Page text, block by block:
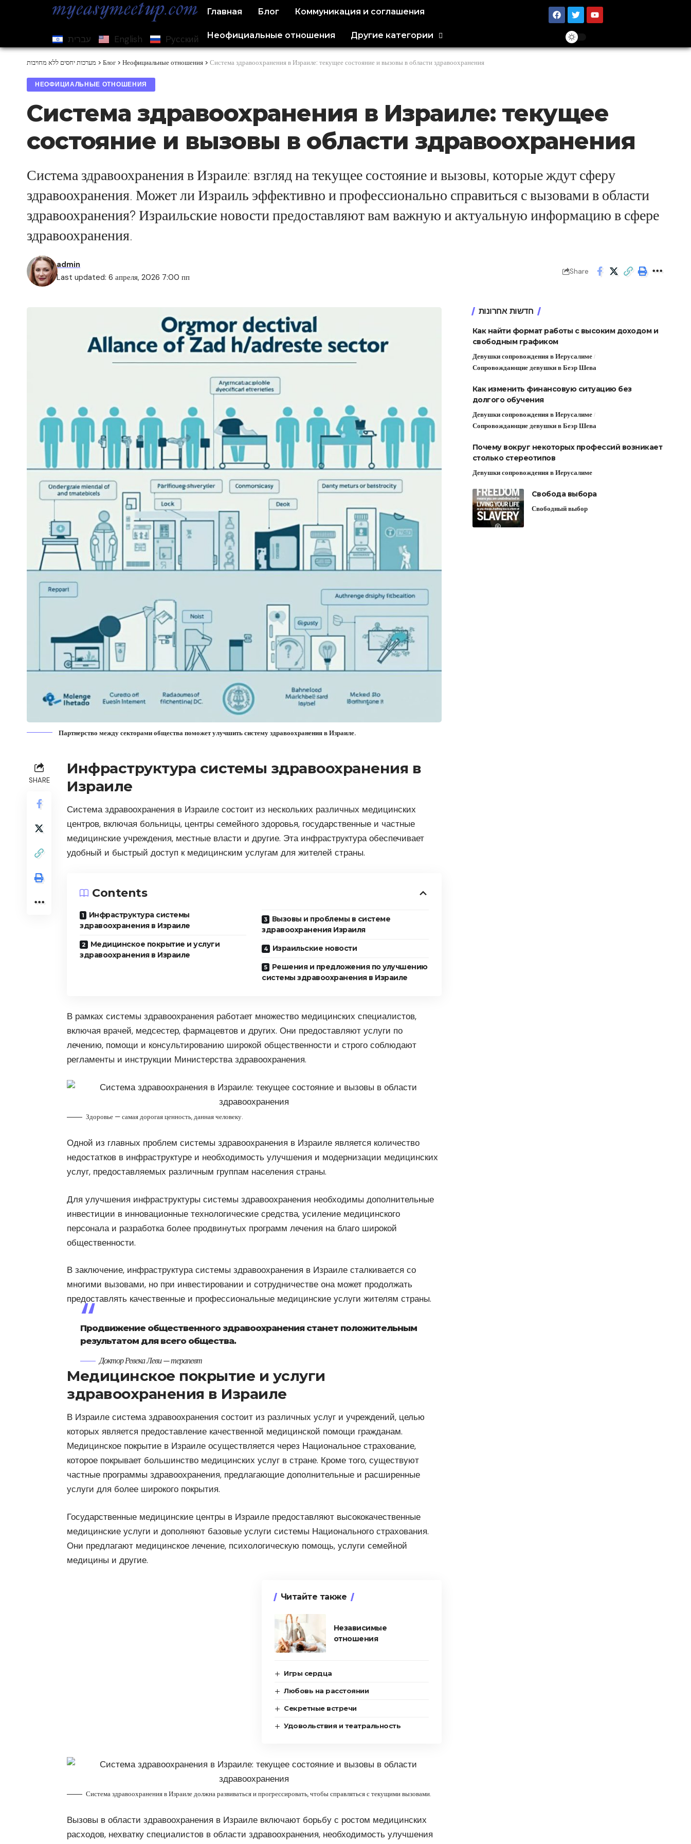
עברית English Русский
Главная Блог Коммуникация и соглашения
Неофициальные отношения Другие категории
מערכות יחסים ללא מחויבות > Блог > Неофициальные отношения > Система здравоохранения в Израиле: текущее состояние и вызовы в области здравоохранения
НЕОФИЦИАЛЬНЫЕ ОТНОШЕНИЯ
Система здравоохранения в Израиле: текущее
состояние и вызовы в области здравоохранения
Система здравоохранения в Израиле: взгляд на текущее состояние и вызовы, которые ждут сферу
здравоохранения. Может ли Израиль эффективно и профессионально справиться с вызовами в области
здравоохранения? Израильские новости предоставляют вам важную и актуальную информацию в сфере
здравоохранения.
Last updated: 6 апреля, 2026 7:00 пп
admin
Share
Партнерство между секторами общества поможет улучшить систему здравоохранения в Израиле.
SHARE
Инфраструктура системы здравоохранения в
Израиле
Система здравоохранения в Израиле состоит из нескольких различных медицинских
центров, включая больницы, центры семейного здоровья, государственные и частные
медицинские учреждения, местные власти и другие. Эта инфраструктура обеспечивает
удобный и быстрый доступ к медицинским услугам для жителей страны.
Contents
Инфраструктура системы
здравоохранения в Израиле
Медицинское покрытие и услуги
здравоохранения в Израиле
Вызовы и проблемы в системе
здравоохранения Израиля
Израильские новости
Решения и предложения по улучшению
системы здравоохранения в Израиле
В рамках системы здравоохранения работает множество медицинских специалистов,
включая врачей, медсестер, фармацевтов и других. Они предоставляют услуги по
лечению, помощи и консультированию широкой общественности и строго соблюдают
регламенты и инструкции Министерства здравоохранения.
Здоровье — самая дорогая ценность, данная человеку.
Одной из главных проблем системы здравоохранения в Израиле является количество
недостатков в инфраструктуре и необходимость улучшения и модернизации медицинских
услуг, предоставляемых различным группам населения страны.
Для улучшения инфраструктуры системы здравоохранения необходимы дополнительные
инвестиции в инновационные технологические средства, усиление медицинского
персонала и разработка более продвинутых программ лечения на благо широкой
общественности.
В заключение, инфраструктура системы здравоохранения в Израиле сталкивается со
многими вызовами, но при инвестировании и сотрудничестве она может продолжать
предоставлять качественные и профессиональные медицинские услуги жителям страны.
Продвижение общественного здравоохранения станет положительным
результатом для всего общества.
Доктор Ревека Леви — терапевт
Медицинское покрытие и услуги
здравоохранения в Израиле
В Израиле система здравоохранения состоит из различных услуг и учреждений, целью
которых является предоставление качественной медицинской помощи гражданам.
Медицинское покрытие в Израиле осуществляется через Национальное страхование,
которое покрывает большинство медицинских услуг в стране. Кроме того, существуют
частные программы здравоохранения, предлагающие дополнительные и расширенные
услуги для более широкого покрытия.
Государственные медицинские центры в Израиле предоставляют высококачественные
медицинские услуги и дополняют базовые услуги системы Национального страхования.
Они предлагают медицинское лечение, психологическую помощь, услуги семейной
медицины и другие.
Читайте также
Независимые
отношения
Игры сердца
Любовь на расстоянии
Секретные встречи
Удовольствия и театральность
Система здравоохранения в Израиле должна развиваться и прогрессировать, чтобы справляться с текущими вызовами.
Вызовы в области здравоохранения в Израиле включают борьбу с ростом медицинских
расходов, нехватку специалистов в области здравоохранения, необходимость улучшения
חדשות אחרונות
Как найти формат работы с высоким доходом и
свободным графиком
Девушки сопровождения в Иерусалиме
Сопровождающие девушки в Беэр Шева
Как изменить финансовую ситуацию без
долгого обучения
Девушки сопровождения в Иерусалиме
Сопровождающие девушки в Беэр Шева
Почему вокруг некоторых профессий возникает
столько стереотипов
Девушки сопровождения в Иерусалиме
Свобода выбора
Свободный выбор